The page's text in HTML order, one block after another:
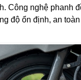
Công nghệ phanh
độ ổn định, an